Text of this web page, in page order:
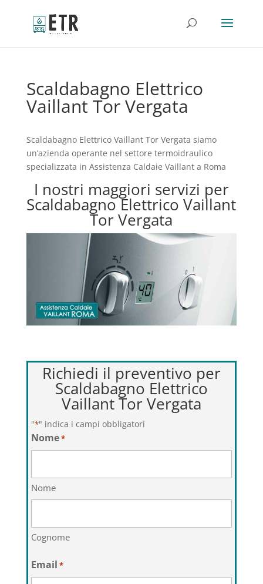
Scaldabagno Elettrico
Vaillant Tor Vergata
Scaldabagno Elettrico Vaillant Tor Vergata siamo
un’azienda operante nel settore termoidraulico
specializzata in Assistenza Caldaie Vaillant a Roma
I nostri maggiori servizi per
Scaldabagno Elettrico Vaillant
Tor Vergata
Richiedi il preventivo per
Scaldabagno Elettrico
Vaillant Tor Vergata
"*" indica i campi obbligatori
Nome*
Nome
Cognome
Email *